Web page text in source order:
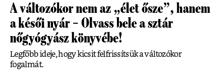
A változókor nem az „élet ősze”, hanem
a késői nyár – Olvass bele a sztár
nőgyógyász könyvébe!
Legfőbb ideje, hogy kicsit felfrissítsük a változókor
fogalmát.